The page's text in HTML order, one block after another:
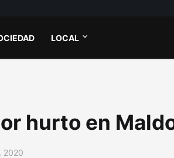
LOCAL
hurto en
2020